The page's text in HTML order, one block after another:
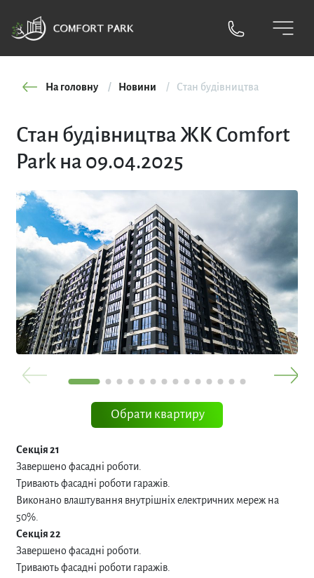
На головну Новини Стан будівництва
Стан будівництва ЖК Comfort
Park на 09.04.2025
Обрати квартиру
Секція 21
Завершено фасадні роботи.
Тривають фасадні роботи гаражів.
Виконано влаштування внутрішніх електричних мереж на
50%.
Секція 22
Завершено фасадні роботи.
Тривають фасадні роботи гаражів.